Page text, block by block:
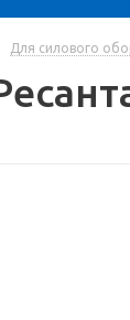
Для силового